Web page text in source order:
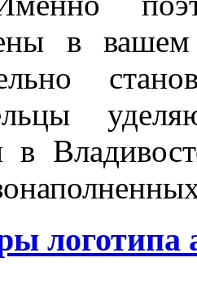
в
в
логотипа